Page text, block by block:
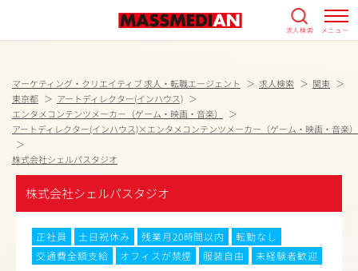
求人検索 メニュー
マーケティング・クリエイティブ 求人・転職エージェント 求人検索
関東
東京都
アートディレクター(インハウス)
エンタメコンテンツメーカー（ゲーム・映画・音楽）
アートディレクター(インハウス)×エンタメコンテンツメーカー（ゲーム・映画・音楽）
株式会社シェルパスタジオ
株式会社シェルパスタジオ
正社員 土日祝休み 残業月20時間以内
転勤なし
交通費全額支給
オフィスが禁煙 服装自由
未経験者歓迎